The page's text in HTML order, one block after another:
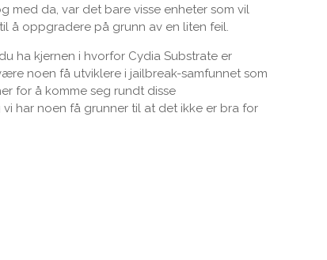
med da, var det bare visse enheter som vil
å oppgradere på grunn av en liten feil.
ha kjernen i hvorfor Cydia Substrate er
noen få utviklere i jailbreak-samfunnet som
for å komme seg rundt disse
har noen få grunner til at det ikke er bra for